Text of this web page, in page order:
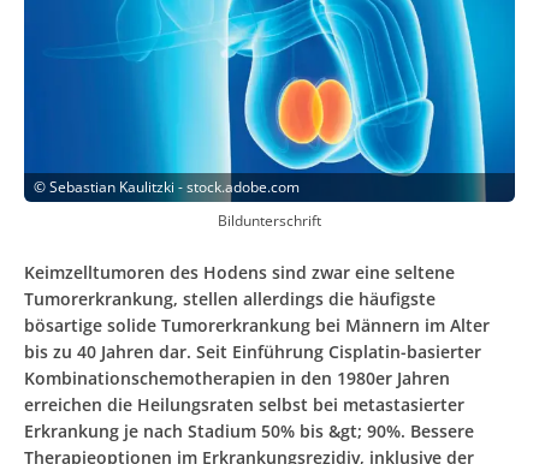
©Sebastian Kaulitzki - stock.adobe.com
Bildunterschrift
Keimzelltumoren des Hodens sind zwar eine seltene
Tumorerkrankung, stellen allerdings die häufigste
bösartige solide Tumorerkrankung bei Männern im Alter
bis zu 40 Jahren dar. Seit Einführung Cisplatin-basierter
Kombinationschemotherapien in den 1980er Jahren
erreichen die Heilungsraten selbst bei metastasierter
Erkrankung je nach Stadium 50% bis &gt; 90%. Bessere
Therapieoptionen im Erkrankungsrezidiv, inklusive der